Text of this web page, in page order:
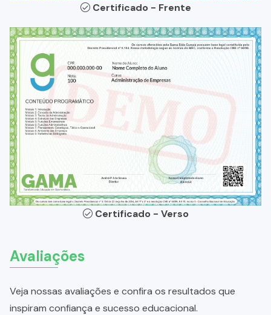
Certificado - Frente
Certificado - Verso
Avaliações
Veja nossas avaliações e confira os resultados que
inspiram confiança e sucesso educacional.